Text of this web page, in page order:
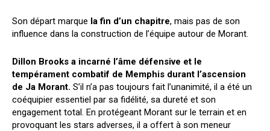
Son départ marque la fin d’un chapitre, mais pas de son
influence dans la construction de l’équipe autour de Morant.
Dillon Brooks a incarné l’âme défensive et le
tempérament combatif de Memphis durant l’ascension
de Ja Morant. S’il n’a pas toujours fait l’unanimité, il a été un
coéquipier essentiel par sa fidélité, sa dureté et son
engagement total. En protégeant Morant sur le terrain et en
provoquant les stars adverses, il a offert à son meneur